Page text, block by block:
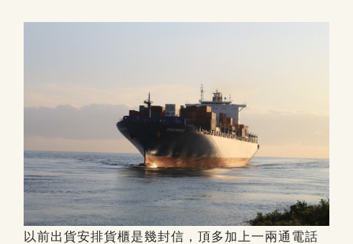
以前出貨安排貨櫃是幾封信，頂多加上一兩通電話